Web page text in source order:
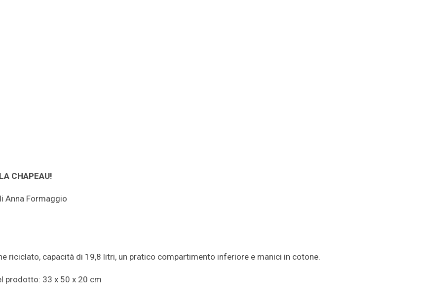
CHAPEAU!
Anna Formaggio
riciclato, capacità di 19,8 litri, un pratico compartimento inferiore e manici in cotone.
prodotto: 33 x 50 x 20 cm